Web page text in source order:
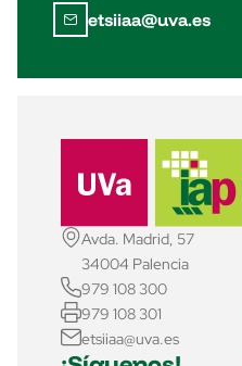
etsiiaa@uva.es
Avda. Madrid, 57
34004 Palencia
979 108 300
979 108 301
etsiiaa@uva.es